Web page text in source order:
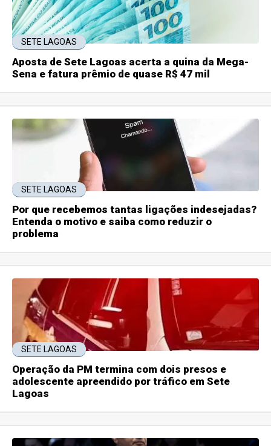
SETE LAGOAS
Aposta de Sete Lagoas acerta a quina da Mega-
Sena e fatura prêmio de quase R$ 47 mil
SETE LAGOAS
Por que recebemos tantas ligações indesejadas?
Entenda o motivo e saiba como reduzir o
problema
SETE LAGOAS
Operação da PM termina com dois presos e
adolescente apreendido por tráfico em Sete
Lagoas